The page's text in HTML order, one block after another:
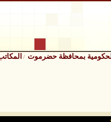
الحكومية بمحافظة حضرموت /